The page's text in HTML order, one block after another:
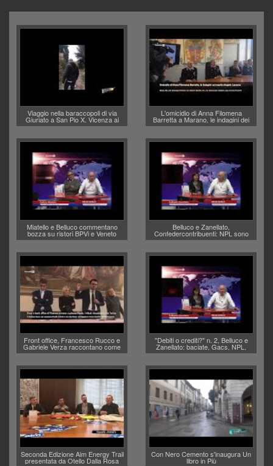
Viaggio nella baraccopoli di via
Giuriato a San Pio X. Vicenza ai
Vicentini: “faremo un regalo di
L'omicidio di Anna Filomena
Barretta a Marano, le indagini dei
carabinieri di Vicenza sul marito
quelle di... Barbara D'Urso
Miatello e Belluco commentano
bozza su ristori BPVi e Veneto
Banca
Belluco e Zanellato,
Confedercontribuenti: NPL sono
debiti o crediti?
Front office, Francesco Rucco e
Gabriele Verza raccontano come
anagrafe e stato civile entro l'anno
"Debiti o crediti?" n. 2, Belluco e
Zanellato: baciate, Gacs, NPL,
usura
Seconda Edizione Aim Energy Trail
presentata da Otello Dalla Rosa
Con Nero Cemento s'inaugura Un
libro in Più